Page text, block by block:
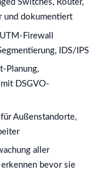
Switches, Router,
und dokumentiert
UTM-Firewall
IDS/IPS
Planung,
DSGVO-
Außenstandorte,
aller
bevor sie